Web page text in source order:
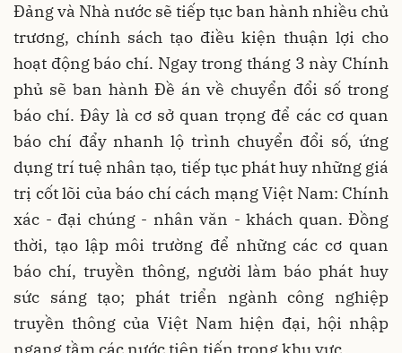
Đảng và Nhà nước sẽ tiếp tục ban hành nhiều chủ
trương, chính sách tạo điều kiện thuận lợi cho
hoạt động báo chí. Ngay trong tháng 3 này Chính
phủ sẽ ban hành Đề án về chuyển đổi số trong
báo chí. Đây là cơ sở quan trọng để các cơ quan
báo chí đẩy nhanh lộ trình chuyển đổi số, ứng
dụng trí tuệ nhân tạo, tiếp tục phát huy những giá
trị cốt lõi của báo chí cách mạng Việt Nam: Chính
xác - đại chúng - nhân văn - khách quan. Đồng
thời, tạo lập môi trường để những các cơ quan
báo chí, truyền thông, người làm báo phát huy
sức sáng tạo; phát triển ngành công nghiệp
truyền thông của Việt Nam hiện đại, hội nhập